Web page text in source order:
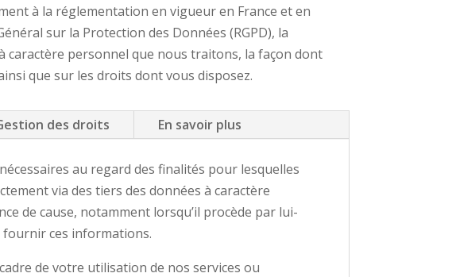
à la réglementation en vigueur en France et en
sur la Protection des Données (RGPD), la
caractère personnel que nous traitons, la façon dont
que sur les droits dont vous disposez.
des droits En savoir plus
au regard des finalités pour lesquelles
via des tiers des données à caractère
de cause, notamment lorsqu’il procède par lui-
fournir ces informations.
de votre utilisation de nos services ou